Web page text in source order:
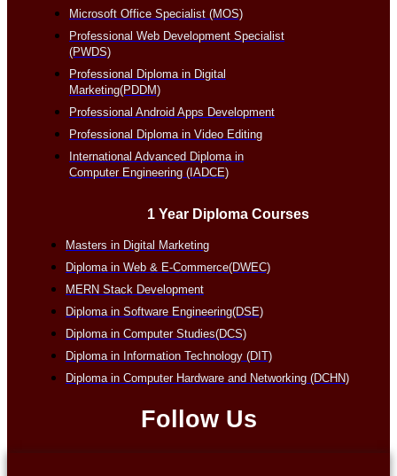
Microsoft Office Specialist (MOS)
Professional Web Development Specialist
(PWDS)
Professional Diploma in Digital
Marketing(PDDM)
Professional Android Apps Development
Professional Diploma in Video Editing
International Advanced Diploma in
Computer Engineering (IADCE)
1 Year Diploma Courses
Masters in Digital Marketing
Diploma in Web & E-Commerce(DWEC)
MERN Stack Development
Diploma in Software Engineering(DSE)
Diploma in Computer Studies(DCS)
Diploma in Information Technology (DIT)
Diploma in Computer Hardware and Networking (DCHN)
Follow Us